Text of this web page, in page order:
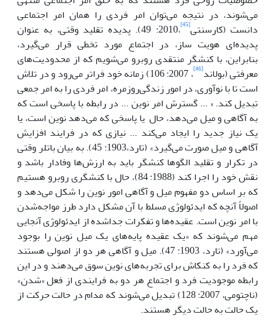
می‌شوند، در نتیجه می‌توان امر فردی را همان امر اجتماعی
دانست (کارسنتی[45]
،2010: 49). پدیده تقلید وقتی، به عنوان
پدیده‌ای هویت ساز، در اجتماع مورد تخطی قرار می‌گیرد،
بنابراین، با کنشگر منتقدی روبرو می‌شویم که از محدودیت‌های
معرفتی (بولاند[46]
، 2007: 106) زمانه خود فراتر می‌رود و در تلاش
است تا با نوآوری، در امور زندگی‌روزمره، امر فردی را به امر جمعی
تبدیل کند. « ... گسترش امر نوین ... در رابطه با پاسخی است که
به آگاهی و میل می‌دهد، حال یا پاسخی که می‌دهد نوین است، یا
یک نیاز جدید را ایجاد می‌کند ... نیازی که در فرایند افزایش
آگاهی و میل صورت می‌گیرد» (تارد،1903: 45). به بیان باتلر وقتی
در تکرار و تقلید الگوها کنشگر باید به ارزش‌ها وفادار باشد و
نقش خود را اجرا کند (1988: 84)، حال با کنشگری روبرو هستیم
که بر اساس دو مفهوم میل و آگاهی امور نوین را شکل می‌دهد و
اصولاً آنچه که ایدئولوژی مسلط با آن مشکل دارد طرز مواجه‌شدن
با امر نوین است. عقیده‌ها و تفکرات جداشده از ایدئولوژی آنجایی
مهم می‌شوند که «یک عقیده پایه‌های یک میل نوین را بوجود
می‌آورد» (تارد، 1903: 47). میل و آگاهی هر دو از اصولی هستند
که فرد را به کنکاش برای تجربه‌های نوین سوق می‌دهند و در این
رابطه موجودیت فرد و اجتماع هر دو به فرایندی از فعل «شدن»
(ناچتومی، 2007: 128) تبدیل می‌شوند که مدام در حالت حرکت از
یک حالت به حالت دیگر هستند.